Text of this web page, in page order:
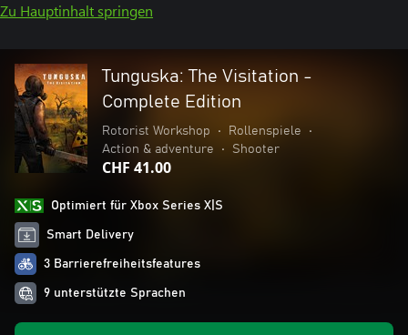
Zu Hauptinhalt springen
Tunguska: The Visitation -
Complete Edition
Rotorist Workshop • Rollenspiele
•
Action & adventure
• Shooter
CHF 41.00
Optimiert für Xbox Series X|S
Smart Delivery
3 Barrierefreiheitsfeatures
9 unterstützte Sprachen